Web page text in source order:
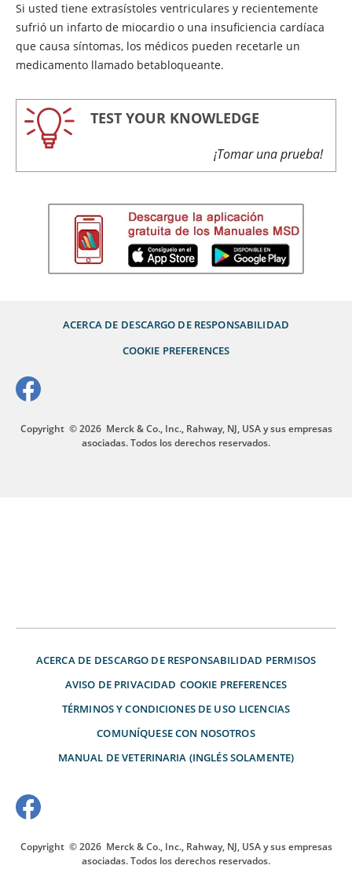
Si usted tiene extrasístoles ventriculares y recientemente
sufrió un infarto de miocardio o una insuficiencia cardíaca
que causa síntomas, los médicos pueden recetarle un
medicamento llamado betabloqueante.
TEST YOUR KNOWLEDGE
¡Tomar una prueba!
ACERCA DE DESCARGO DE RESPONSABILIDAD
COOKIE PREFERENCES
Copyright © 2026 Merck & Co., Inc., Rahway, NJ, USA y sus empresas
asociadas. Todos los derechos reservados.
ACERCA DE DESCARGO DE RESPONSABILIDAD PERMISOS
AVISO DE PRIVACIDAD COOKIE PREFERENCES
TÉRMINOS Y CONDICIONES DE USO LICENCIAS
COMUNÍQUESE CON NOSOTROS
MANUAL DE VETERINARIA (INGLÉS SOLAMENTE)
Copyright © 2026 Merck & Co., Inc., Rahway, NJ, USA y sus empresas
asociadas. Todos los derechos reservados.